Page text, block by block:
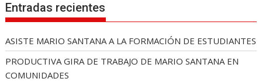
Entradas recientes
ASISTE MARIO SANTANA A LA FORMACIÓN DE ESTUDIANTES
PRODUCTIVA GIRA DE TRABAJO DE MARIO SANTANA EN
COMUNIDADES